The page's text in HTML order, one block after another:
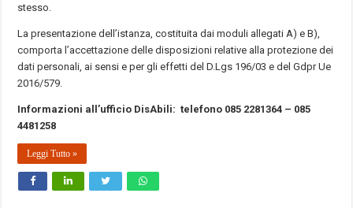
stesso.
La presentazione dell’istanza, costituita dai moduli allegati A) e B),
comporta l’accettazione delle disposizioni relative alla protezione dei
dati personali, ai sensi e per gli effetti del D.Lgs 196/03 e del Gdpr Ue
2016/579.
Informazioni all’ufficio DisAbili: tel efono 085 2281364 – 085
4481258
Leggi Tutto »